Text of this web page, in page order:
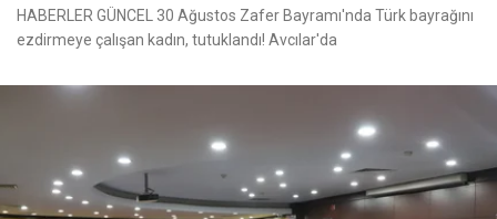
HABERLER GÜNCEL 30 Ağustos Zafer Bayramı'nda Türk bayrağını
ezdirmeye çalışan kadın, tutuklandı! Avcılar'da